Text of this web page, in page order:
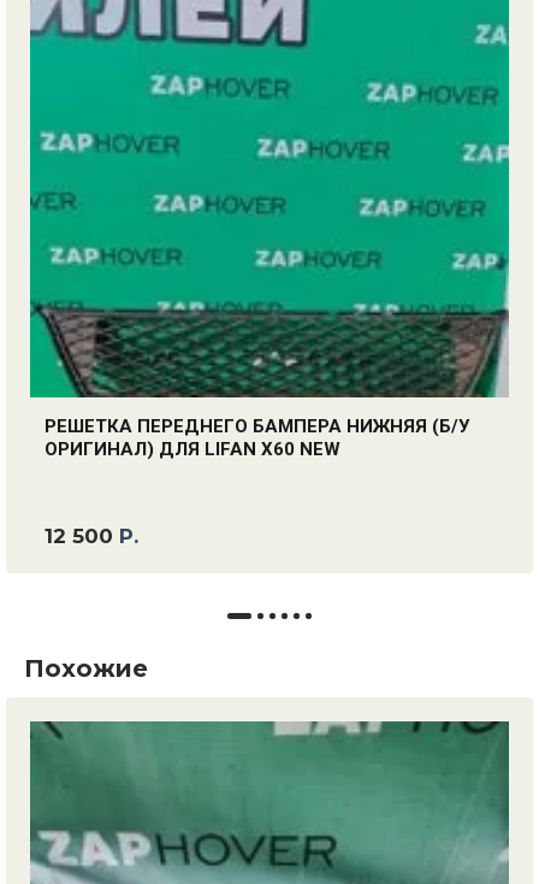
РЕШЕТКА ПЕРЕДНЕГО БАМПЕРА НИЖНЯЯ (Б/У
ОРИГИНАЛ) ДЛЯ LIFAN X60 NEW
12 500 Р.
Похожие